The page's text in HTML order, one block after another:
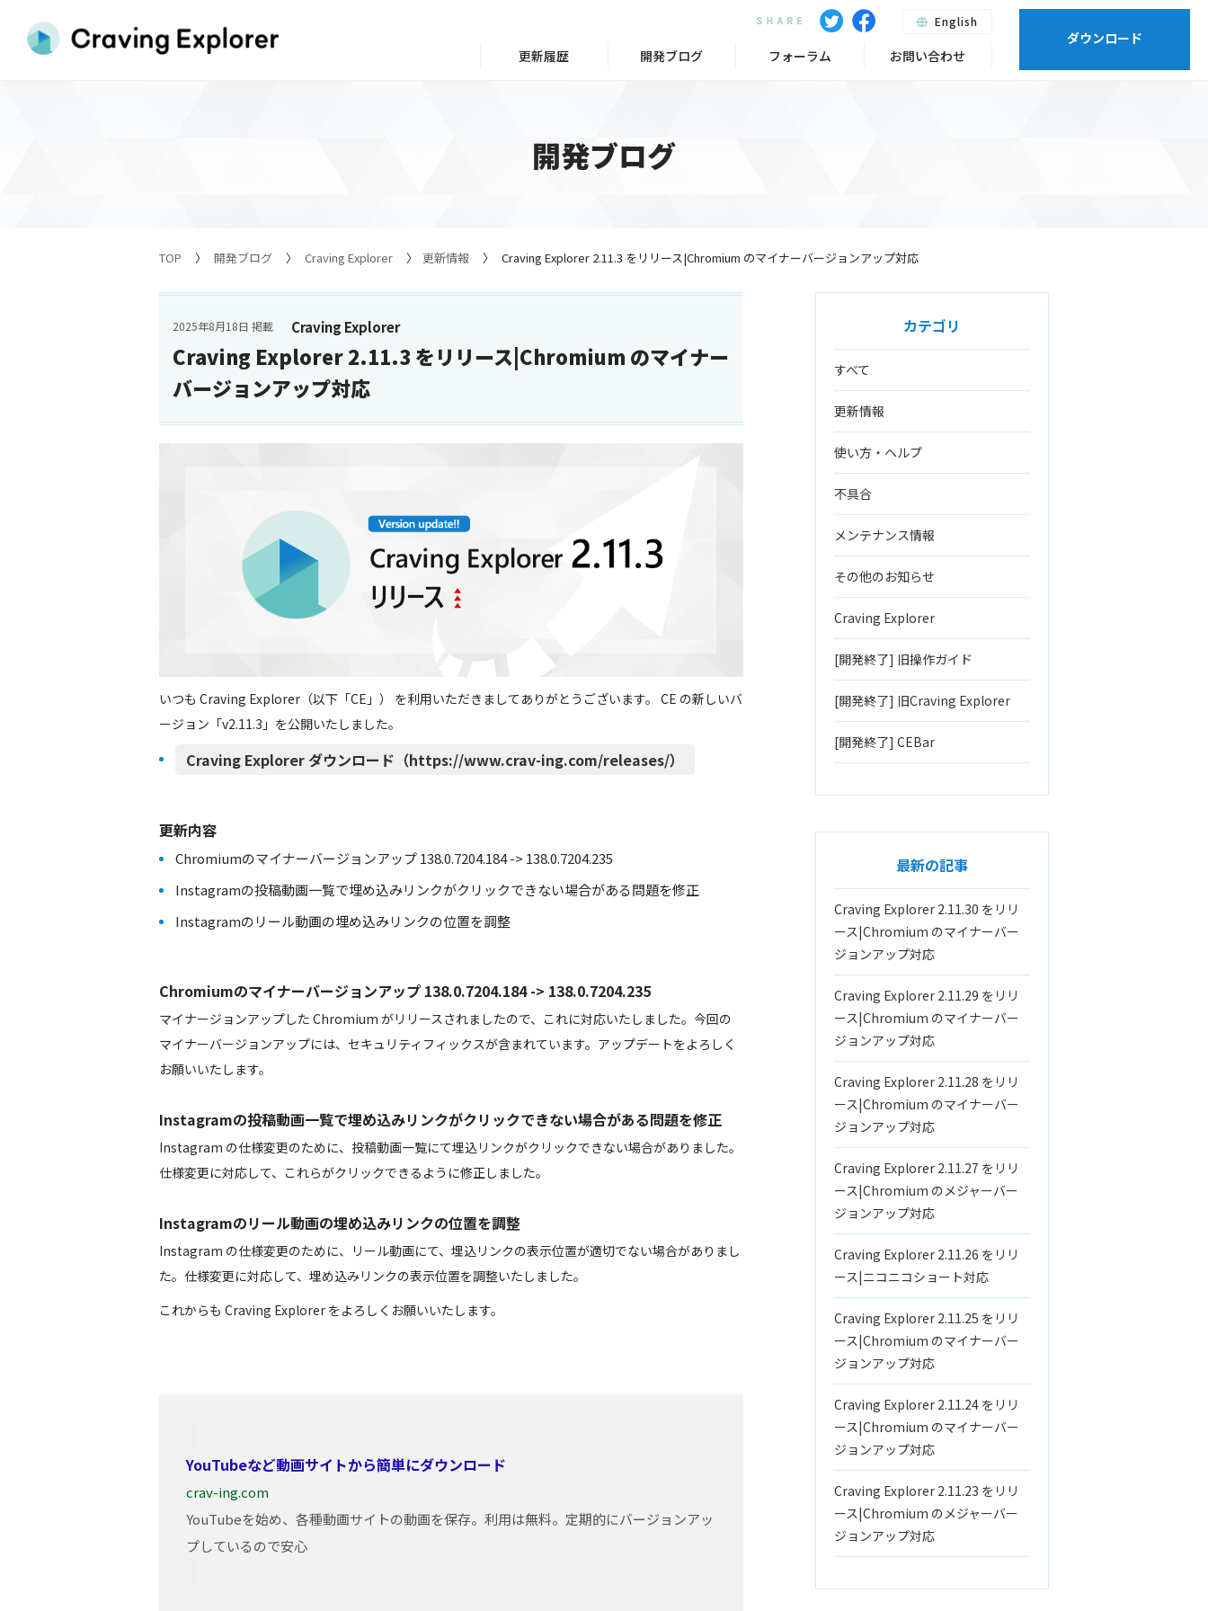
開発ブログ
TOP 開発ブログ Craving Explorer 更新情報 Craving Explorer 2.11.3 をリリース|Chromium のマイナーバージョンアップ対応
Craving Explorer
2025年8月18日 掲載
Craving Explorer 2.11.3 をリリース|Chromium のマイナー
バージョンアップ対応
いつも Craving Explorer（以下「CE」） を利用いただきましてありがとうございます。 CE の新しいバ
ージョン「v2.11.3」を公開いたしました。
Craving Explorer ダウンロード（https://www.crav-ing.com/releases/）
更新内容
Chromiumのマイナーバージョンアップ 138.0.7204.184 -> 138.0.7204.235
Instagramの投稿動画一覧で埋め込みリンクがクリックできない場合がある問題を修正
Instagramのリール動画の埋め込みリンクの位置を調整
Chromiumのマイナーバージョンアップ 138.0.7204.184 -> 138.0.7204.235
マイナージョンアップした Chromium がリリースされましたので、これに対応いたしました。今回の
マイナーバージョンアップには、セキュリティフィックスが含まれています。アップデートをよろしく
お願いいたします。
Instagramの投稿動画一覧で埋め込みリンクがクリックできない場合がある問題を修正
Instagram の仕様変更のために、投稿動画一覧にて埋込リンクがクリックできない場合がありました。
仕様変更に対応して、これらがクリックできるように修正しました。
Instagramのリール動画の埋め込みリンクの位置を調整
Instagram の仕様変更のために、リール動画にて、埋込リンクの表示位置が適切でない場合がありまし
た。仕様変更に対応して、埋め込みリンクの表示位置を調整いたしました。
これからも Craving Explorer をよろしくお願いいたします。
YouTubeなど動画サイトから簡単にダウンロード
crav-ing.com
YouTubeを始め、各種動画サイトの動画を保存。利用は無料。定期的にバージョンアッ
プしているので安心
カテゴリ
すべて
更新情報
使い方・ヘルプ
不具合
メンテナンス情報
その他のお知らせ
Craving Explorer
[開発終了] 旧操作ガイド
[開発終了] 旧Craving Explorer
[開発終了] CEBar
最新の記事
Craving Explorer 2.11.30 をリリ
ース|Chromium のマイナーバー
ジョンアップ対応
Craving Explorer 2.11.29 をリリ
ース|Chromium のマイナーバー
ジョンアップ対応
Craving Explorer 2.11.28 をリリ
ース|Chromium のマイナーバー
ジョンアップ対応
Craving Explorer 2.11.27 をリリ
ース|Chromium のメジャーバー
ジョンアップ対応
Craving Explorer 2.11.26 をリリ
ース|ニコニコショート対応
Craving Explorer 2.11.25 をリリ
ース|Chromium のマイナーバー
ジョンアップ対応
Craving Explorer 2.11.24 をリリ
ース|Chromium のマイナーバー
ジョンアップ対応
Craving Explorer 2.11.23 をリリ
ース|Chromium のメジャーバー
ジョンアップ対応
ダウンロード
English
更新履歴 開発ブログ フォーラム お問い合わせ